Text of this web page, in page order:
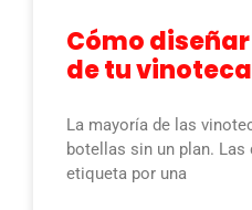
Cómo
de tu vinoteca
La mayoría de las
botellas sin un plan.
etiqueta por una